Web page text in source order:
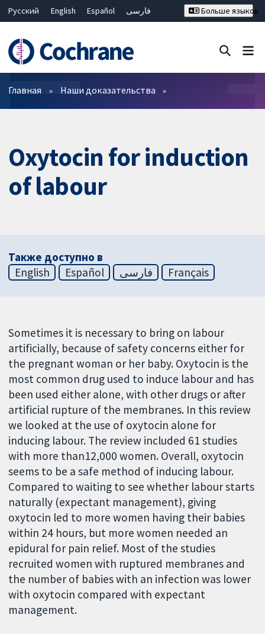
Русский English Español
فارسی
Bahasa Malaysia
ไทย
繁體中文
简体中文
Больше языков
Фильтры
Главная Наши доказательства
Oxytocin for induction
of labour
Также доступно в
English
Español فارسی Français
Sometimes it is necessary to bring on labour
artificially, because of safety concerns either for
the pregnant woman or her baby. Oxytocin is the
most common drug used to induce labour and has
been used either alone, with other drugs or after
artificial rupture of the membranes. In this review
we looked at the use of oxytocin alone for
inducing labour. The review included 61 studies
with more than12,000 women. Overall, oxytocin
seems to be a safe method of inducing labour.
Compared to waiting to see whether labour starts
naturally (expectant management), giving
oxytocin led to more women having their babies
within 24 hours, but more women needed an
epidural for pain relief. Most of the studies
recruited women with ruptured membranes and
the number of babies with an infection was lower
with oxytocin compared with expectant
management.